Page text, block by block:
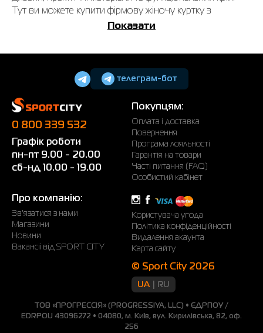
Тут ви можете купити фірмову жіночу куртку з
ідеальним термоконтролем завдяки синтетичним
Обов'язково пухові жіночі куртки повинні мати
вологу від опадів.
Для нормальної вентиляції необхідні мембранні
матеріали. Для захисту від холоду повинні бути
манжети на рукавах.
Асортимент та його особливості
В Україні купити жіночу куртку можна за кілька кліків.
Вибирайте відповідну модель із каталогу SPORT CITY
за допомогою фільтрів за категоріями. Ефективний
менеджмент та продумана логістика дозволяють
встановлювати ціни нижчі, ніж у звичайних магазинах.
З покупкою від 1000 грн доставка безкоштовна.
Лижна куртка для жінок
специфічну курточку для жінок. Модель підходить для
відпочинку на гірськолижних курортах, прогулянок на
Показати
телеграм-бот
0 800 339 532
Графік роботи
пн-пт 9.00 - 20.00
сб-нд 10.00 - 19.00
Покупцям:
Оплата і доставка
Повернення
Програма лояльності
Гарантія на товари
Часті питання (FAQ)
Особистий кабінет
Про компанію:
Зв'язатися з нами
Магазини
Новини
Вакансії від SPORT CITY
Користувача угода
Політика конфіденційності
Видалення акаунта
Карта сайту
© Sport City 2026
UA RU
ТОВ «ПРОГРЕССІЯ» (PROGRESSIYA, LLC) • ЄДРПОУ /
EDRPOU 43096272 • 04080, м. Київ, вул. Кирилівська, 82, оф.
256